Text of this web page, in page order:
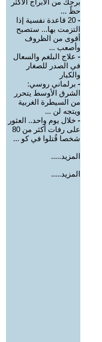
برجك من الأبراج الأكثر
حظً ...
-
20 قاعدة نفسية إذا
التزمت بها... ستصبح
أقوى من الظروف
وأصعب ...
- علاج البلغم والسعال
في الصدر للصغار
والكبار
- برلماني روسي:
الشرق الأوسط يتحرر
من السيطرة الغربية
ويتجه لن ...
- خلال يوم واحد.. العثور
على رفات أكثر من 80
شخصا قُتلوا في كو ...
المزيد.....
المزيد.....